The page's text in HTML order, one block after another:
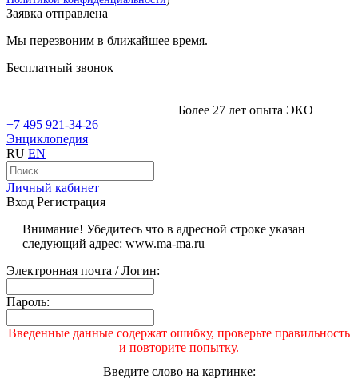
Заявка отправлена
Мы перезвоним в ближайшее время.
Бесплатный звонок
Более 27 лет опыта ЭКО
+7 495 921-34-26
Энциклопедия
RU EN
Личный кабинет
Вход Регистрация
Внимание! Убедитесь что в адресной строке указан
следующий адрес: www.ma-ma.ru
Электронная почта / Логин:
Пароль:
Введенные данные содержат ошибку, проверьте правильность
и повторите попытку.
Введите слово на картинке: